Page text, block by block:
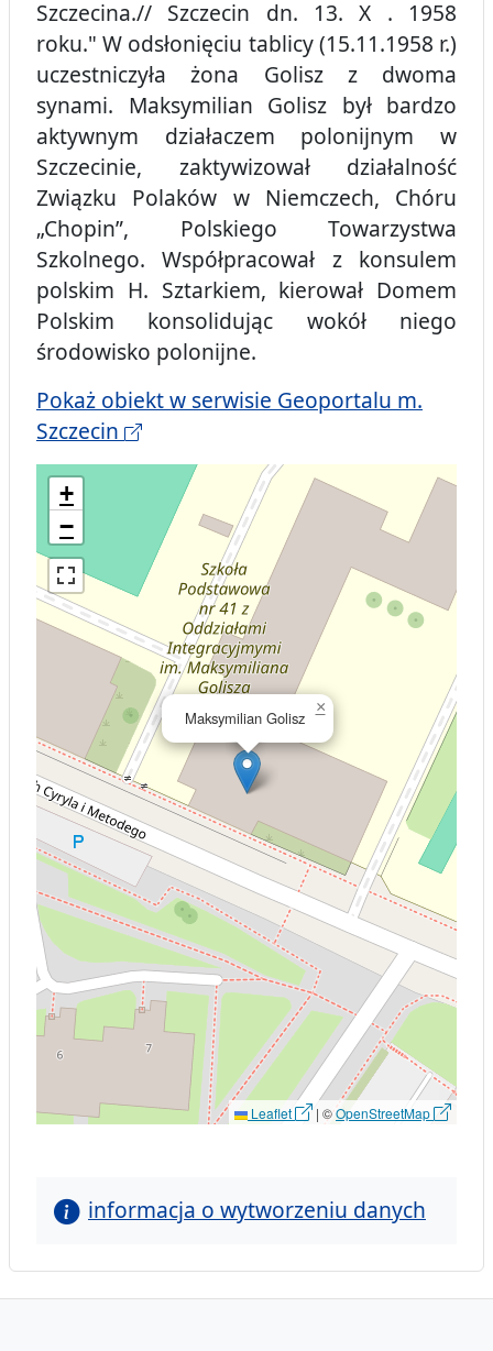
Szczecina.// Szczecin dn. 13. X . 1958
roku." W odsłonięciu tablicy (15.11.1958 r.)
uczestniczyła żona Golisz z dwoma
synami. Maksymilian Golisz był bardzo
aktywnym działaczem polonijnym w
Szczecinie, zaktywizował działalność
Związku Polaków w Niemczech, Chóru
„Chopin”, Polskiego Towarzystwa
Szkolnego. Współpracował z konsulem
polskim H. Sztarkiem, kierował Domem
Polskim konsolidując wokół niego
środowisko polonijne.
Pokaż obiekt w serwisie Geoportalu m.
Szczecin
Maksymilian Golisz
×
+
−
Leaflet | ©OpenStreetMap
informacja o wytworzeniu danych